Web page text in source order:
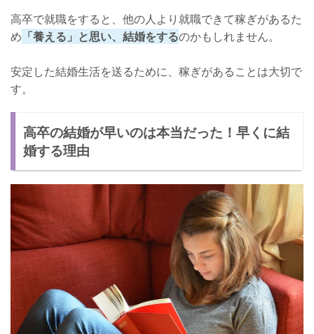
高卒で就職をすると、他の人より就職できて稼ぎがあるた
め 「養える」と思い、結婚をするのかもしれません。
安定した結婚生活を送るために、稼ぎがあることは大切で
す。
高卒の結婚が早いのは本当だった！早くに結
婚する理由